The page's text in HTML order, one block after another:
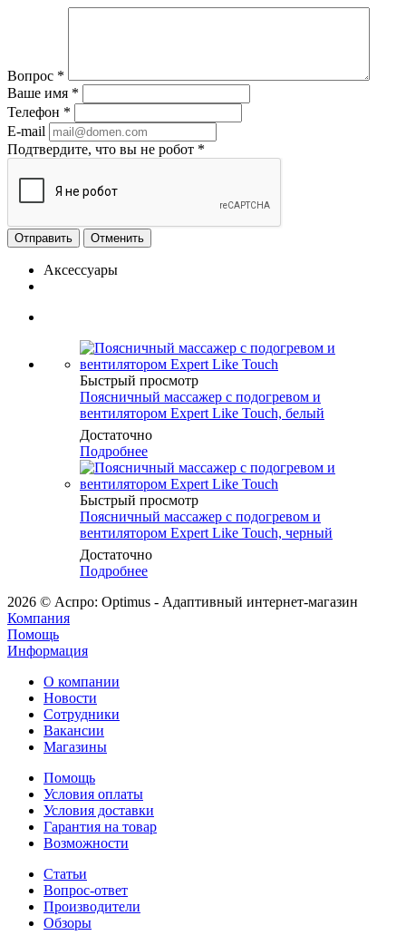
Вопрос *
Ваше имя *
Телефон *
E-mail
Подтвердите, что вы не робот *
Отменить
Аксессуары
Быстрый просмотр
Поясничный массажер с подогревом и
вентилятором Expert Like Touch, белый
Достаточно
Подробнее
Быстрый просмотр
Поясничный массажер с подогревом и
вентилятором Expert Like Touch, черный
Достаточно
Подробнее
2026 © Аспро: Optimus - Адаптивный интернет-магазин
Компания
Помощь
Информация
О компании
Новости
Сотрудники
Вакансии
Магазины
Помощь
Условия оплаты
Условия доставки
Гарантия на товар
Возможности
Статьи
Вопрос-ответ
Производители
Обзоры